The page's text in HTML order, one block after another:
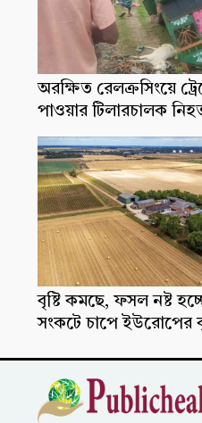
অরক্ষিত রেলক্রসিংয়ে
পাওয়ার টিলারচালক
বৃষ্টি কমছে, ফসল নষ্ট
সংকটে চাপে ইউরোপের